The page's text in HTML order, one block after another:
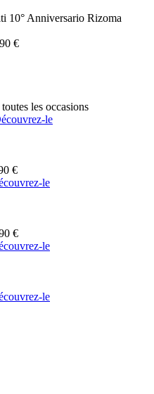
10° Anniversario Rizoma
€
les occasions
le
€
le
€
le
le